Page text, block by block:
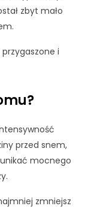
zbyt mało
i
przed snem,
unikać mocnego
zmniejsz